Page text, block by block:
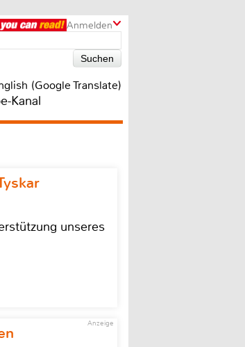
Anmelden
(Google Translate)
Kanal
unseres
Anzeige